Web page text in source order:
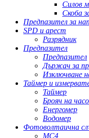
Силов
Скоба
Предпазител за
SPD и арест
Разрядник
Предпазител
Предпазител
Държач за
Изключване
Таймер и
Таймер
Брояч на
Енергомер
Водомер
Фотоволтаична
MC4